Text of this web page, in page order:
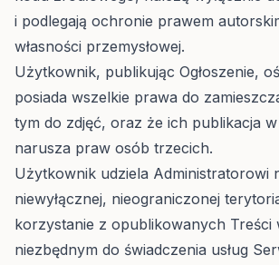
i podlegają ochronie prawem
własności przemysłowej.
Użytkownik, publikując Ogłoszenie,
posiada wszelkie prawa do
tym do zdjęć, oraz że ich publikacja
narusza praw osób trzecich.
Użytkownik udziela Administratorowi
niewyłącznej, nieograniczonej
korzystanie z opublikowanych Treści
niezbędnym do świadczenia usług